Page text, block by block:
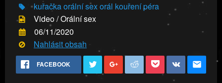
kuřačkaorální sexorál kouření péra
Video / Orální sex
06/11/2020
Nahlásit obsah
FACEBOOK